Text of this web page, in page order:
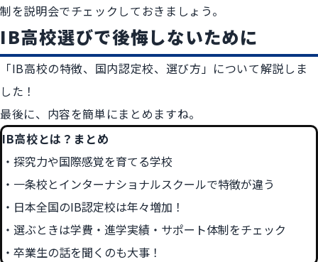
制を説明会でチェックしておきましょう。
IB高校選びで後悔しないために
「IB高校の特徴、国内認定校、選び方」について解説しま
した！
最後に、内容を簡単にまとめますね。
IB高校とは？まとめ
探究力や国際感覚を育てる学校
一条校とインターナショナルスクールで特徴が違う
日本全国のIB認定校は年々増加！
選ぶときは学費・進学実績・サポート体制をチェック
卒業生の話を聞くのも大事！